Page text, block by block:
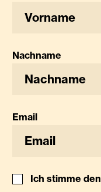
Nachname
Email
Ich stimme den